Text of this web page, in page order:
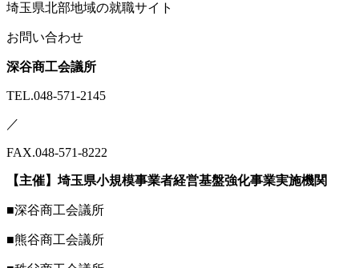
埼玉県北部地域の就職サイト
お問い合わせ
深谷商工会議所
TEL.048-571-2145
／
FAX.048-571-8222
【主催】埼玉県小規模事業者経営基盤強化事業実施機関
■深谷商工会議所
■熊谷商工会議所